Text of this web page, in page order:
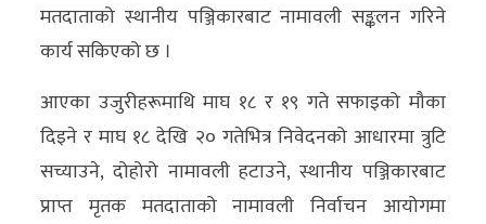
मतदाताको स्थानीय पञ्जिकारबाट नामावली सङ्कलन गरिने
कार्य सकिएको छ ।
आएका उजुरीहरूमाथि माघ १८ र १९ गते सफाइको मौका
दिइने र माघ १८ देखि २० गतेभित्र निवेदनको आधारमा त्रुटि
सच्याउने, दोहोरो नामावली हटाउने, स्थानीय पञ्जिकारबाट
प्राप्त मृतक मतदाताको नामावली निर्वाचन आयोगमा